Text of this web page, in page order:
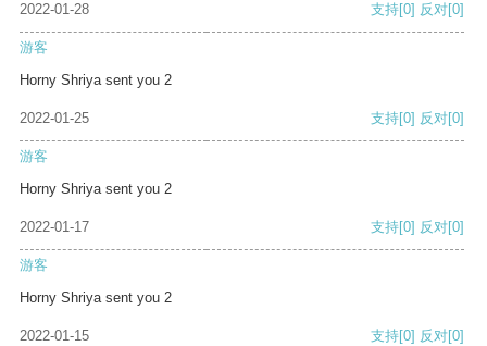
2022-01-28 支持[0] 反对[0]
游客
Horny Shriya sent you 2
2022-01-25 支持[0] 反对[0]
游客
Horny Shriya sent you 2
2022-01-17 支持[0] 反对[0]
游客
Horny Shriya sent you 2
2022-01-15 支持[0] 反对[0]